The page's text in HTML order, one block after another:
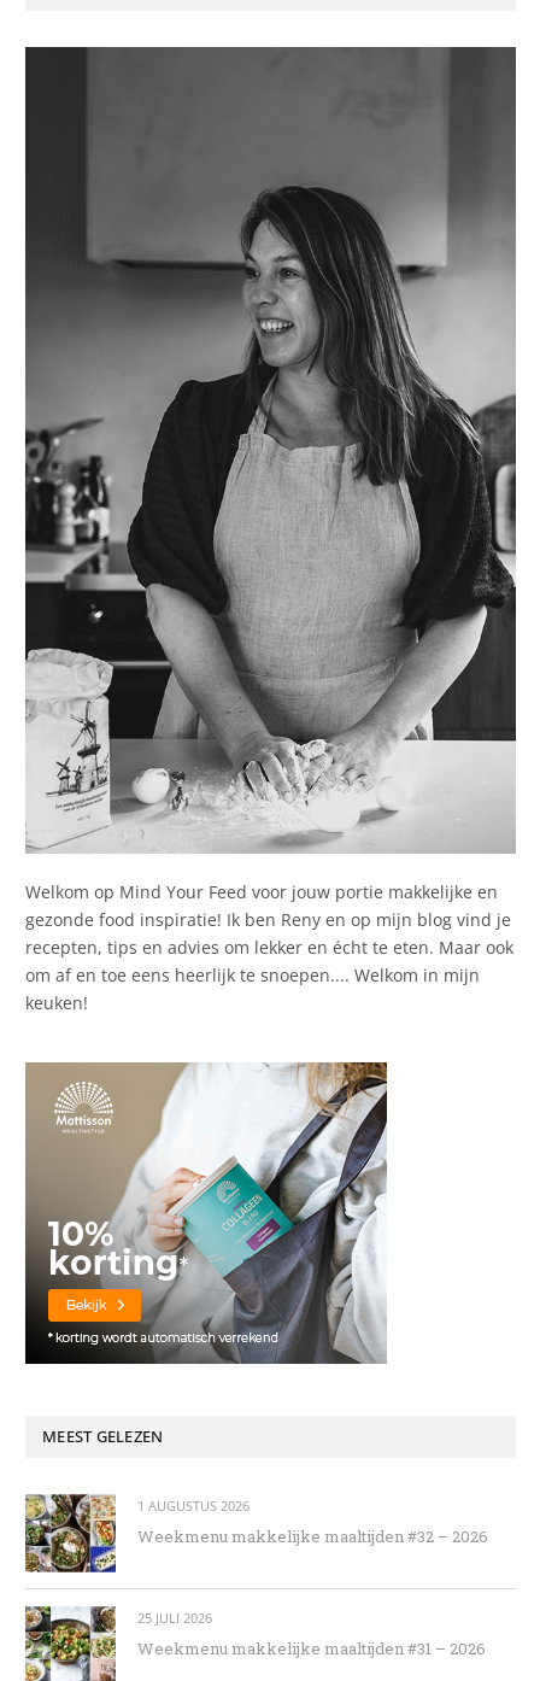
Welkom op Mind Your Feed voor jouw portie makkelijke en
gezonde food inspiratie! Ik ben Reny en op mijn blog vind je
recepten, tips en advies om lekker en écht te eten. Maar ook
om af en toe eens heerlijk te snoepen.... Welkom in mijn
keuken!
MEEST GELEZEN
1 AUGUSTUS 2026
Weekmenu makkelijke maaltijden #32 – 2026
25 JULI 2026
Weekmenu makkelijke maaltijden #31 – 2026